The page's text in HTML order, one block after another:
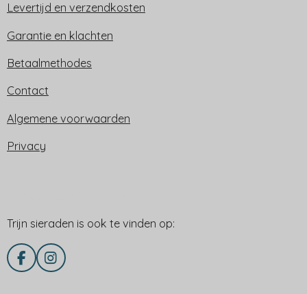
Levertijd en verzendkosten
Garantie en klachten
Betaalmethodes
Contact
Algemene voorwaarden
Privacy
Trijn sieraden is ook te vinden op:
F
a
I
n